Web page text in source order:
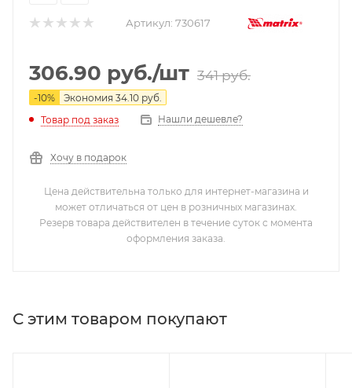
Артикул: 730617
306.90 руб./шт 341руб.
-10% Экономия 34.10 руб.
Товар под заказ
Нашли дешевле?
Хочу в подарок
Цена действительна только для интернет-магазина и
может отличаться от цен в розничных магазинах.
Резерв товара действителен в течение суток с момента
оформления заказа.
С этим товаром покупают